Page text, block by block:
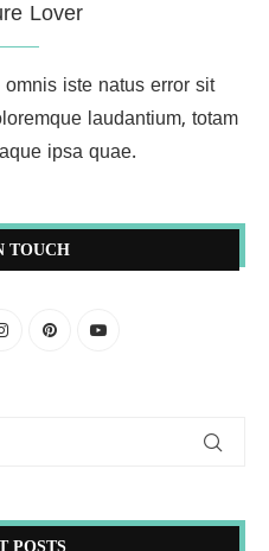
Lover
iste natus error sit
laudantium, totam
ipsa quae.
TOUCH
POSTS